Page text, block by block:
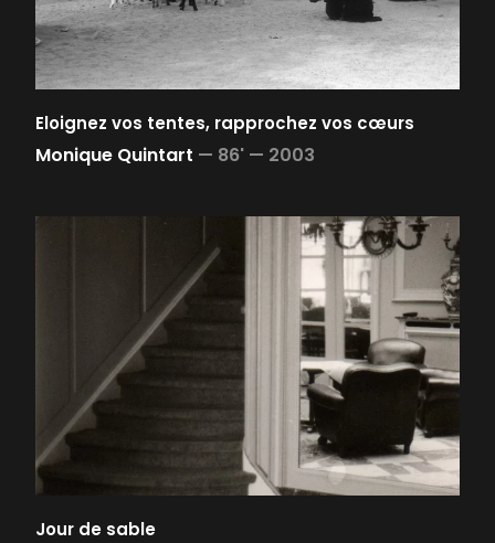
Eloignez vos tentes, rapprochez vos cœurs
Monique Quintart — 86' — 2003
Jour de sable